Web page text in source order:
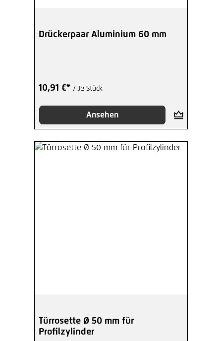
Drückerpaar Aluminium 60 mm
10,91 €* / Je Stück
Ansehen
Türrosette Ø 50 mm für
Profilzylinder